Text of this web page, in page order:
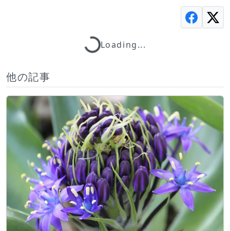
Loading...Loading...
他の記事